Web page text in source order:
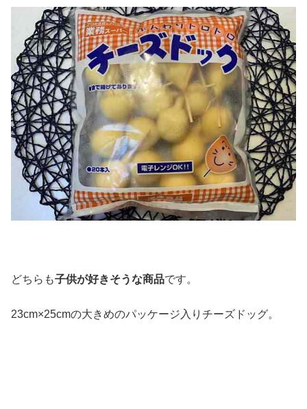
どちらも子供が好きそうな商品です。
23cm×25cmの大きめのパッケージ入りチーズドッグ。